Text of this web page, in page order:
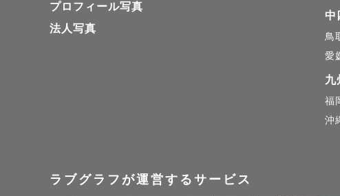
\\ 2枠以上で追加交通費不
ご自宅撮影の場合はカメ
が必要な場合は現地現金に
入園料や拝観料/スタジオ
プロフィール写真
法人写真
中
鳥
愛
九
福
沖
ラブグラフが運営するサービス